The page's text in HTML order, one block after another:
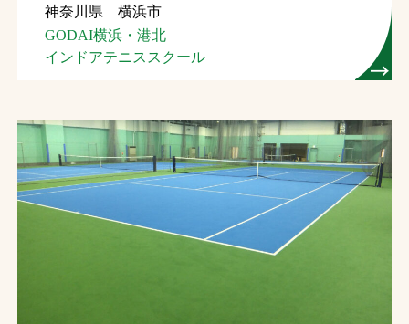
神奈川県 横浜市
GODAI横浜・港北
インドアテニススクール